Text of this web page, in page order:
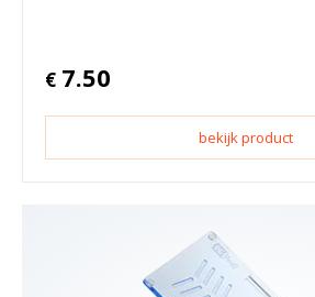
€ 7.50
bekijk product